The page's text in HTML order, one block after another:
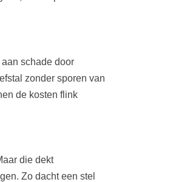
schade door
zonder sporen van
de kosten flink
die dekt
Zo dacht een stel